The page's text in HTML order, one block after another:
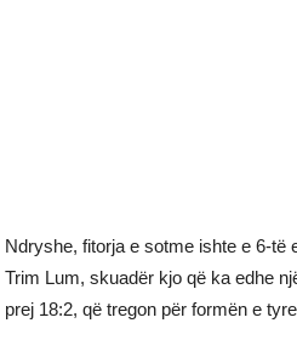
Ndryshe, fitorja e sotme ishte e 6-të
Trim Lum, skuadër kjo që ka edhe
prej 18:2, që tregon për formën e